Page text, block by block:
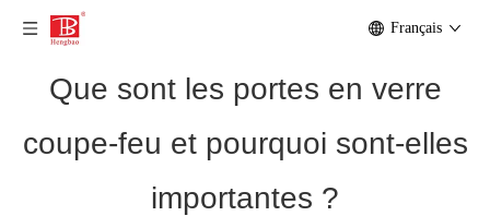
Français
Que sont les portes en verre
coupe-feu et pourquoi sont-elles
importantes ?